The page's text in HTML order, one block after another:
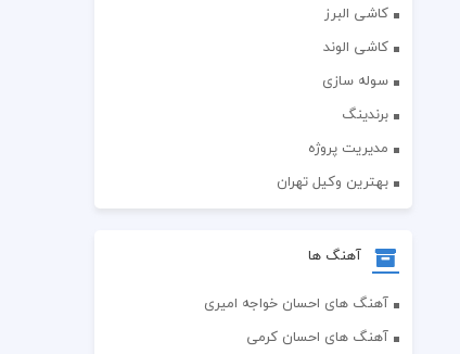
کاشی البرز
کاشی الوند
سوله سازی
برندینگ
مدیریت پروژه
بهترین وکیل تهران
آهنگ ها
آهنگ های احسان خواجه امیری
آهنگ های احسان کرمی